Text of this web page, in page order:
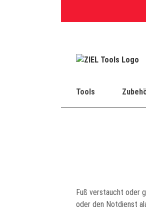
Tools
Fuß verstaucht oder
oder den Notdienst